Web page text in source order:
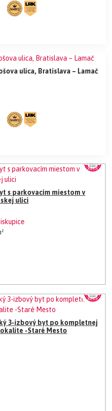
ulica, Bratislava – Lamač
s parkovacím miestom v
ulici
3-izbový byt po kompletnej
-Staré Mesto